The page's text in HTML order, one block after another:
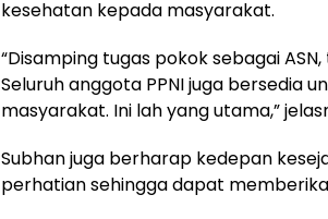
kesehatan kepada masyarakat.
“Disamping tugas pokok sebagai
Seluruh anggota PPNI juga bersedia
masyarakat. Ini lah yang utama,”
Subhan juga berharap kedepan
perhatian sehingga dapat